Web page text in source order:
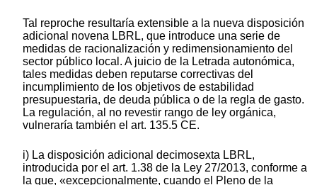
Tal reproche resultaría extensible a la nueva disposición
adicional novena LBRL, que introduce una serie de
medidas de racionalización y redimensionamiento del
sector público local. A juicio de la Letrada autonómica,
tales medidas deben reputarse correctivas del
incumplimiento de los objetivos de estabilidad
presupuestaria, de deuda pública o de la regla de gasto.
La regulación, al no revestir rango de ley orgánica,
vulneraría también el art. 135.5 CE.
i) La disposición adicional decimosexta LBRL,
introducida por el art. 1.38 de la Ley 27/2013, conforme a
la que, «excepcionalmente, cuando el Pleno de la